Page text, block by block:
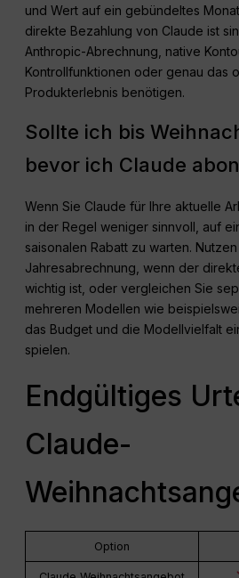
und Wert auf ein gebündeltes
direkte Bezahlung von Claude ist
Anthropic-Abrechnung, native
Kontrollfunktionen oder genau das
Produkterlebnis benötigen.
Sollte ich bis
bevor ich Claude
Wenn Sie Claude für Ihre aktuelle
in der Regel weniger sinnvoll, auf
saisonalen Rabatt zu warten.
Jahresabrechnung, wenn der
wichtig ist, oder vergleichen Sie
mehreren Modellen wie
das Budget und die Modellvielfalt
spielen.
Endgültiges
Claude-
Option